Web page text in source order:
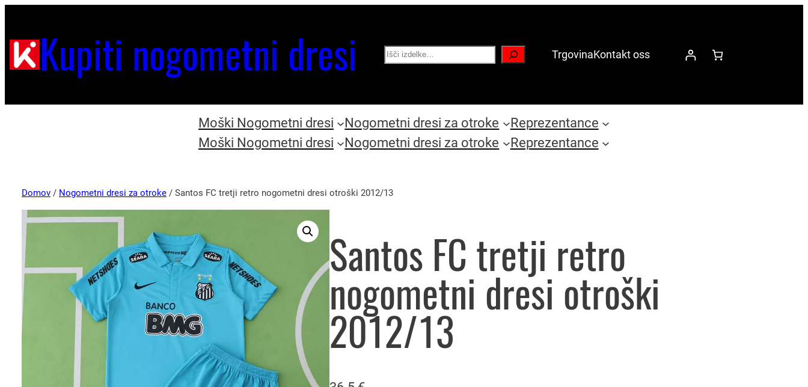
Kupiti nogometni dresi Search TrgovinaKontakt oss
Moški Nogometni dresi Nogometni dresi za otroke
Reprezentance
Moški Nogometni dresi
Nogometni dresi za otroke Reprezentance
Domov / Nogometni dresi za otroke / Santos FC tretji retro nogometni dresi otroški 2012/13
Santos FC tretji retro
nogometni dresi otroški
2012/13